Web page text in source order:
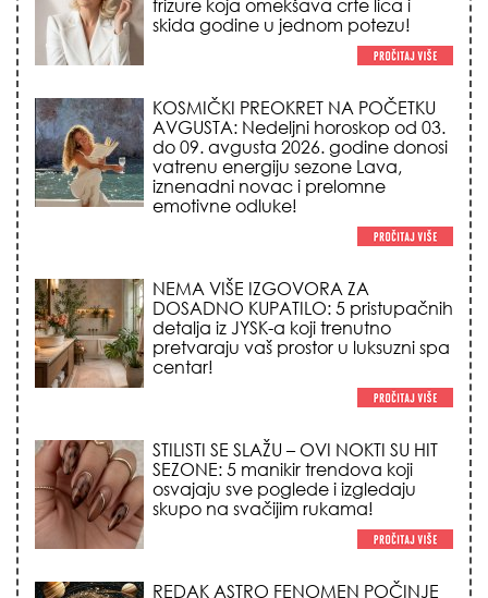
frizure koja omekšava crte lica i
skida godine u jednom potezu!
KOSMIČKI PREOKRET NA POČETKU
AVGUSTA: Nedeljni horoskop od 03.
do 09. avgusta 2026. godine donosi
vatrenu energiju sezone Lava,
iznenadni novac i prelomne
emotivne odluke!
NEMA VIŠE IZGOVORA ZA
DOSADNO KUPATILO: 5 pristupačnih
detalja iz JYSK-a koji trenutno
pretvaraju vaš prostor u luksuzni spa
centar!
STILISTI SE SLAŽU – OVI NOKTI SU HIT
SEZONE: 5 manikir trendova koji
osvajaju sve poglede i izgledaju
skupo na svačijim rukama!
REDAK ASTRO FENOMEN POČINJE